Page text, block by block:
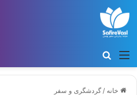
منو
خانه / گردشگری و سفر